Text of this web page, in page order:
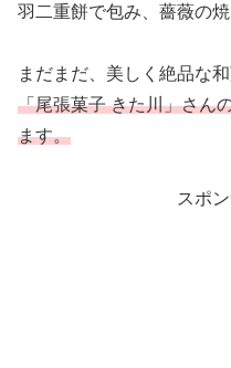
羽二重餅で包み、薔薇の焼
まだまだ、美しく絶品な
「尾張菓子 きた川」さん
ます。
スポ